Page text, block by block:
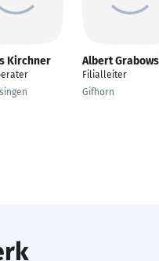
Kirchner Albert
Filialleiter
Gifhorn